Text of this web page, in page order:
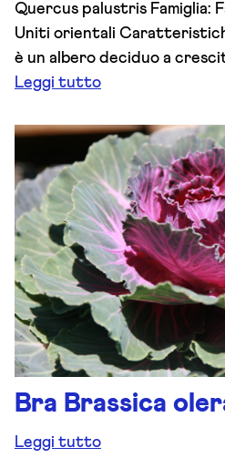
Quercus palustris Famiglia:
Uniti orientali
è un albero deciduo a
Leggi tutto
Bra Brassica
Leggi tutto